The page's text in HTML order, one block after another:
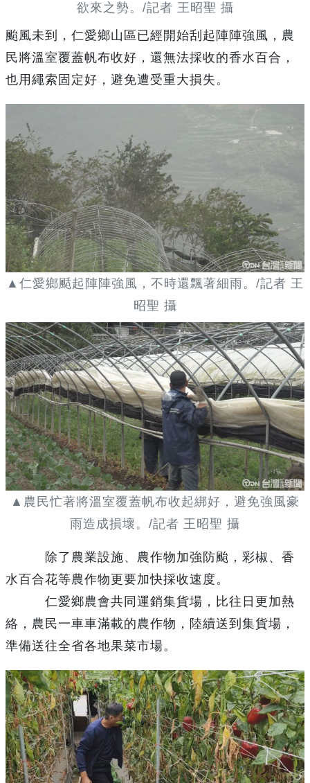
欲來之勢。/記者 王昭聖 攝
颱風未到，仁愛鄉山區已經開始刮起陣陣強風，農
民將溫室覆蓋帆布收好，還無法採收的香水百合，
也用繩索固定好，避免遭受重大損失。
▲仁愛鄉颳起陣陣強風，不時還飄著細雨。/記者 王
昭聖 攝
▲農民忙著將溫室覆蓋帆布收起綁好，避免強風豪
雨造成損壞。/記者 王昭聖 攝
除了農業設施、農作物加強防颱，彩椒、香
水百合花等農作物更要加快採收速度。
仁愛鄉農會共同運銷集貨場，比往日更加熱
絡，農民一車車滿載的農作物，陸續送到集貨場，
準備送往全省各地果菜市場。